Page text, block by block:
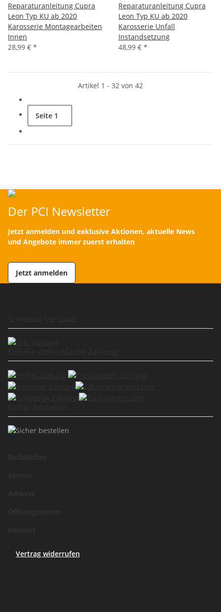
Reparaturanleitung Cupra
Leon Typ KU ab 2020
Karosserie Montagearbeiten
Innen
28,99 € *
Reparaturanleitung Cupra
Leon Typ KU ab 2020
Karosserie Unfall
Instandsetzung
48,99 € *
Artikel 1 - 32 von 42
Seite 1
Der PCI Newsletter
Jetzt anmelden und exklusive Aktionen, aktuelle News
und Angebote immer zuerst erhalten
Jetzt anmelden
Vertrag widerrufen